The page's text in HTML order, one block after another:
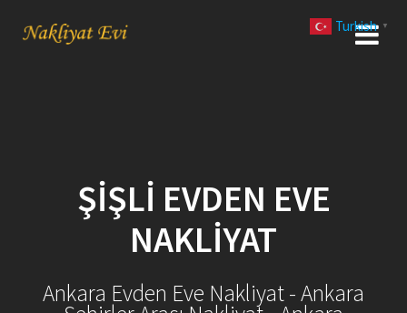
ŞIŞLI EVDEN EVE
NAKLIYAT
Ankara Evden Eve Nakliyat - Ankara
Turkish ▼